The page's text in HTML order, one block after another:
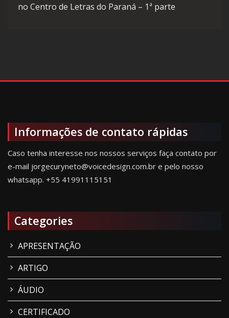
no Centro de Letras do Paraná – 1ª parte
Informações de contato rápidas
Caso tenha interesse nos nossos serviços faça contato por
e-mail jorgecuryneto@voicedesign.com.br e pelo nosso
whatsapp. +55 41991115151
Categories
APRESENTAÇÃO
ARTIGO
ÁUDIO
CERTIFICADO